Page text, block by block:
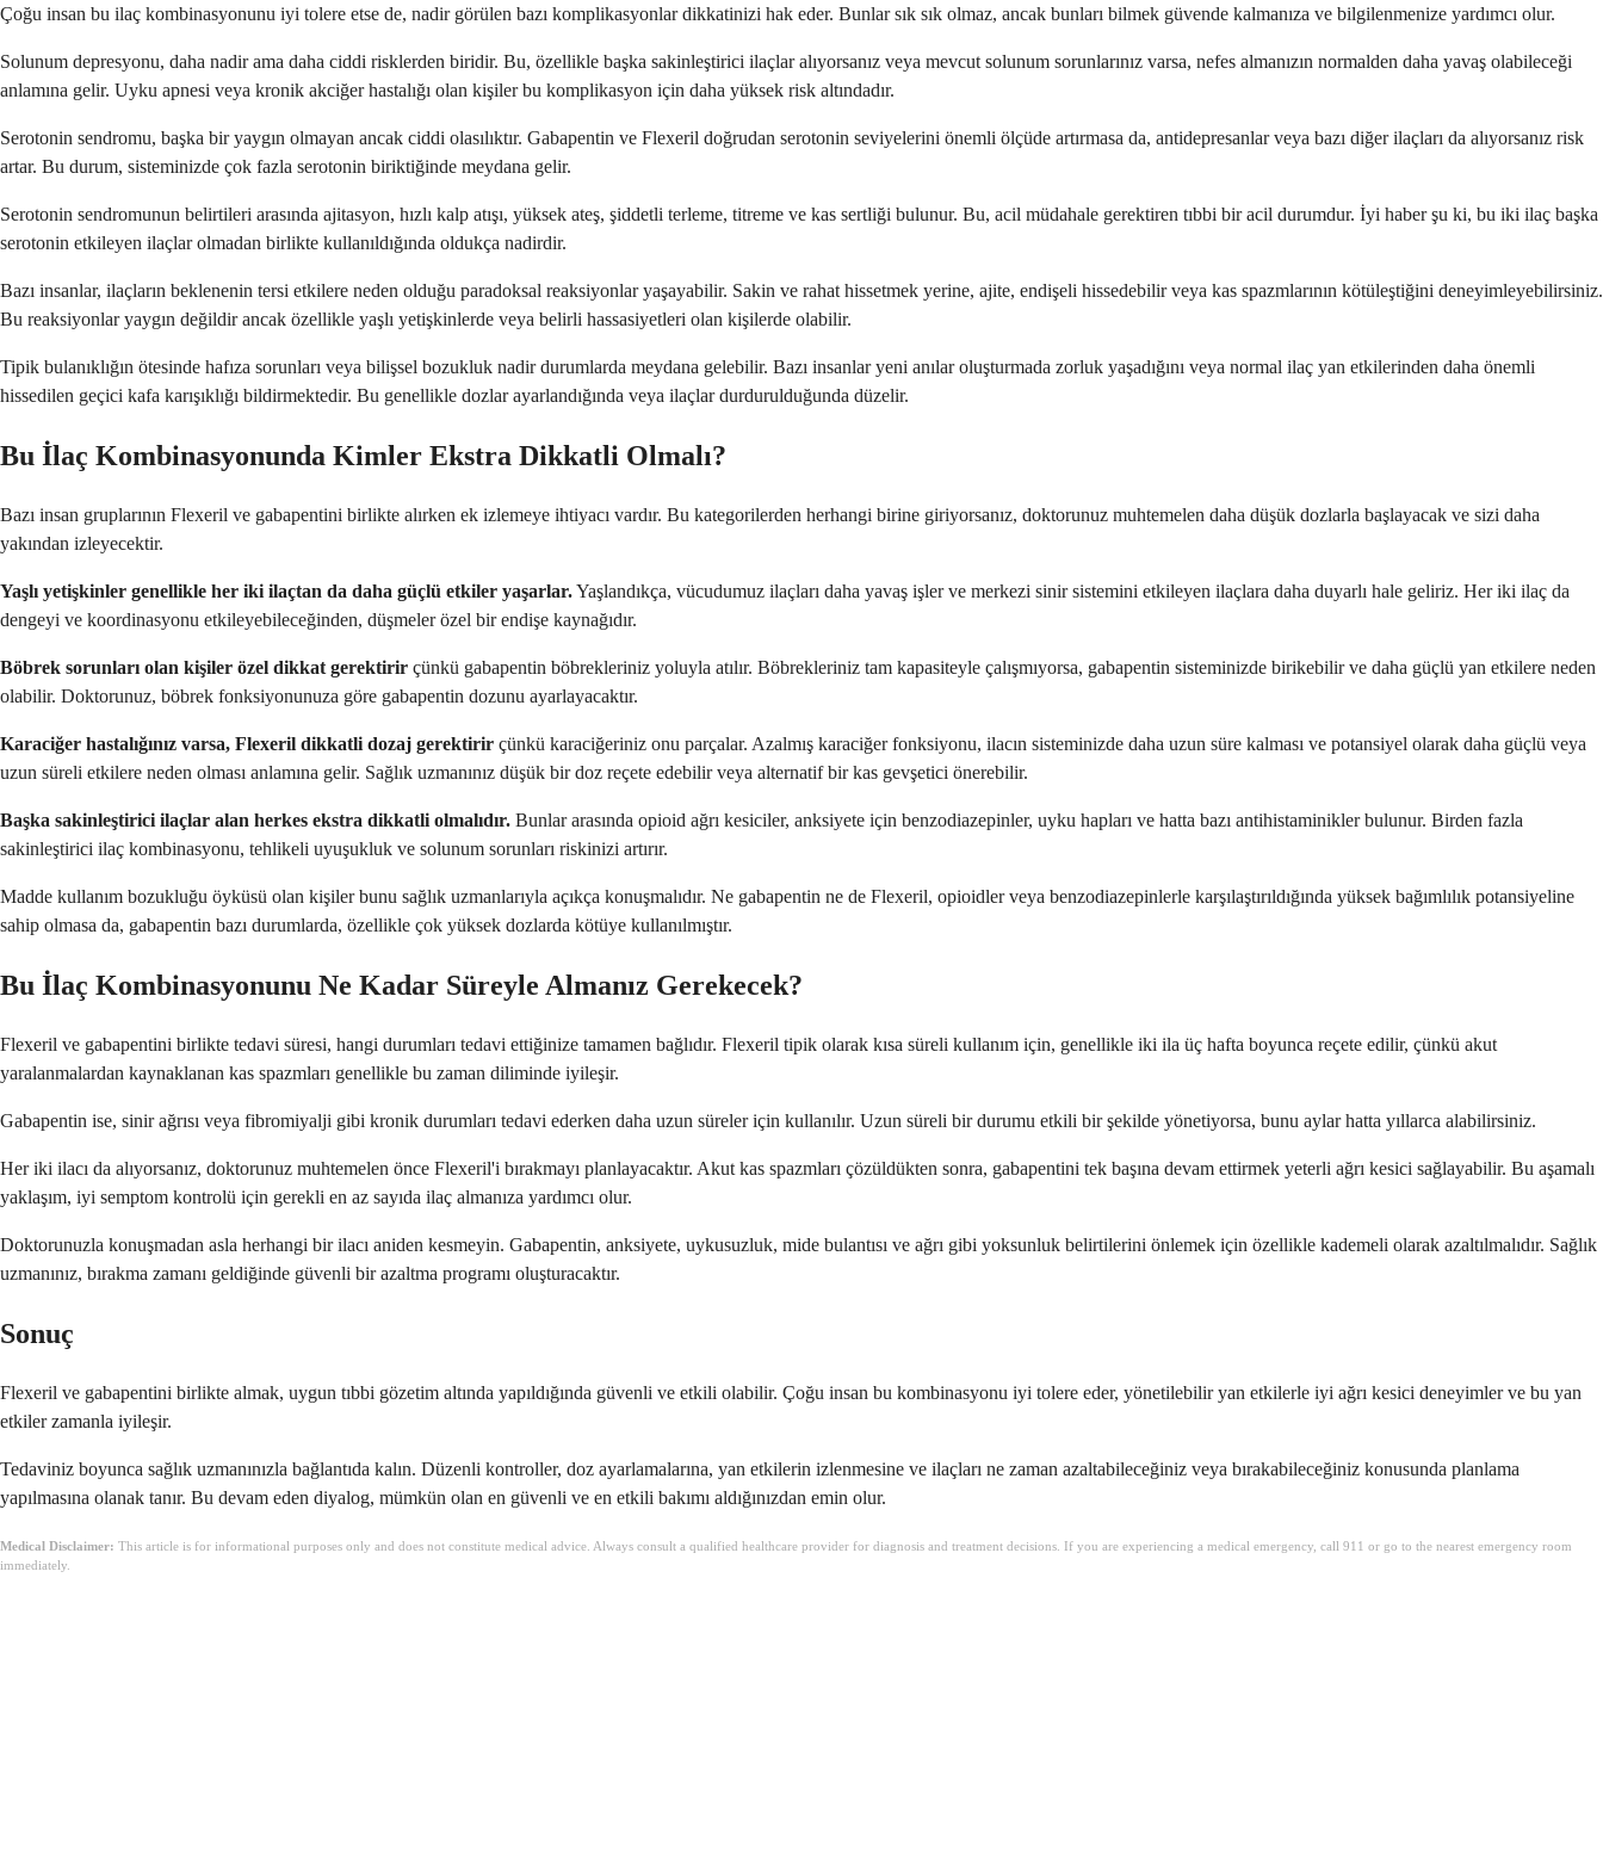
Çoğu insan bu ilaç kombinasyonunu iyi tolere etse de, nadir görülen bazı komplikasyonlar dikkatinizi hak eder. Bunlar sık sık olmaz, ancak bunları bilmek güvende kalmanıza ve bilgilenmenize yardımcı olur.
Solunum depresyonu, daha nadir ama daha ciddi risklerden biridir. Bu, özellikle başka sakinleştirici ilaçlar alıyorsanız veya mevcut solunum sorunlarınız varsa, nefes almanızın normalden daha yavaş olabileceği
anlamına gelir. Uyku apnesi veya kronik akciğer hastalığı olan kişiler bu komplikasyon için daha yüksek risk altındadır.
Serotonin sendromu, başka bir yaygın olmayan ancak ciddi olasılıktır. Gabapentin ve Flexeril doğrudan serotonin seviyelerini önemli ölçüde artırmasa da, antidepresanlar veya bazı diğer ilaçları da alıyorsanız risk
artar. Bu durum, sisteminizde çok fazla serotonin biriktiğinde meydana gelir.
Serotonin sendromunun belirtileri arasında ajitasyon, hızlı kalp atışı, yüksek ateş, şiddetli terleme, titreme ve kas sertliği bulunur. Bu, acil müdahale gerektiren tıbbi bir acil durumdur. İyi haber şu ki, bu iki ilaç başka
serotonin etkileyen ilaçlar olmadan birlikte kullanıldığında oldukça nadirdir.
Bazı insanlar, ilaçların beklenenin tersi etkilere neden olduğu paradoksal reaksiyonlar yaşayabilir. Sakin ve rahat hissetmek yerine, ajite, endişeli hissedebilir veya kas spazmlarının kötüleştiğini deneyimleyebilirsiniz.
Bu reaksiyonlar yaygın değildir ancak özellikle yaşlı yetişkinlerde veya belirli hassasiyetleri olan kişilerde olabilir.
Tipik bulanıklığın ötesinde hafıza sorunları veya bilişsel bozukluk nadir durumlarda meydana gelebilir. Bazı insanlar yeni anılar oluşturmada zorluk yaşadığını veya normal ilaç yan etkilerinden daha önemli
hissedilen geçici kafa karışıklığı bildirmektedir. Bu genellikle dozlar ayarlandığında veya ilaçlar durdurulduğunda düzelir.
Bu İlaç Kombinasyonunda Kimler Ekstra Dikkatli Olmalı?
Bazı insan gruplarının Flexeril ve gabapentini birlikte alırken ek izlemeye ihtiyacı vardır. Bu kategorilerden herhangi birine giriyorsanız, doktorunuz muhtemelen daha düşük dozlarla başlayacak ve sizi daha
yakından izleyecektir.
Yaşlı yetişkinler genellikle her iki ilaçtan da daha güçlü etkiler yaşarlar.Yaşlandıkça, vücudumuz ilaçları daha yavaş işler ve merkezi sinir sistemini etkileyen ilaçlara daha duyarlı hale geliriz. Her iki ilaç da
dengeyi ve koordinasyonu etkileyebileceğinden, düşmeler özel bir endişe kaynağıdır.
Böbrek sorunları olan kişiler özel dikkat gerektirir çünkü gabapentin böbrekleriniz yoluyla atılır. Böbrekleriniz tam kapasiteyle çalışmıyorsa, gabapentin sisteminizde birikebilir ve daha güçlü yan etkilere neden
olabilir. Doktorunuz, böbrek fonksiyonunuza göre gabapentin dozunu ayarlayacaktır.
Karaciğer hastalığınız varsa, Flexeril dikkatli dozaj gerektirir çünkü karaciğeriniz onu parçalar. Azalmış karaciğer fonksiyonu, ilacın sisteminizde daha uzun süre kalması ve potansiyel olarak daha güçlü veya
uzun süreli etkilere neden olması anlamına gelir. Sağlık uzmanınız düşük bir doz reçete edebilir veya alternatif bir kas gevşetici önerebilir.
Başka sakinleştirici ilaçlar alan herkes ekstra dikkatli olmalıdır. Bunlar arasında opioid ağrı kesiciler, anksiyete için benzodiazepinler, uyku hapları ve hatta bazı antihistaminikler bulunur. Birden fazla
sakinleştirici ilaç kombinasyonu, tehlikeli uyuşukluk ve solunum sorunları riskinizi artırır.
Madde kullanım bozukluğu öyküsü olan kişiler bunu sağlık uzmanlarıyla açıkça konuşmalıdır. Ne gabapentin ne de Flexeril, opioidler veya benzodiazepinlerle karşılaştırıldığında yüksek bağımlılık potansiyeline
sahip olmasa da, gabapentin bazı durumlarda, özellikle çok yüksek dozlarda kötüye kullanılmıştır.
Bu İlaç Kombinasyonunu Ne Kadar Süreyle Almanız Gerekecek?
Flexeril ve gabapentini birlikte tedavi süresi, hangi durumları tedavi ettiğinize tamamen bağlıdır. Flexeril tipik olarak kısa süreli kullanım için, genellikle iki ila üç hafta boyunca reçete edilir, çünkü akut
yaralanmalardan kaynaklanan kas spazmları genellikle bu zaman diliminde iyileşir.
Gabapentin ise, sinir ağrısı veya fibromiyalji gibi kronik durumları tedavi ederken daha uzun süreler için kullanılır. Uzun süreli bir durumu etkili bir şekilde yönetiyorsa, bunu aylar hatta yıllarca alabilirsiniz.
Her iki ilacı da alıyorsanız, doktorunuz muhtemelen önce Flexeril'i bırakmayı planlayacaktır. Akut kas spazmları çözüldükten sonra, gabapentini tek başına devam ettirmek yeterli ağrı kesici sağlayabilir. Bu aşamalı
yaklaşım, iyi semptom kontrolü için gerekli en az sayıda ilaç almanıza yardımcı olur.
Doktorunuzla konuşmadan asla herhangi bir ilacı aniden kesmeyin. Gabapentin, anksiyete, uykusuzluk, mide bulantısı ve ağrı gibi yoksunluk belirtilerini önlemek için özellikle kademeli olarak azaltılmalıdır. Sağlık
uzmanınız, bırakma zamanı geldiğinde güvenli bir azaltma programı oluşturacaktır.
Sonuç
Flexeril ve gabapentini birlikte almak, uygun tıbbi gözetim altında yapıldığında güvenli ve etkili olabilir. Çoğu insan bu kombinasyonu iyi tolere eder, yönetilebilir yan etkilerle iyi ağrı kesici deneyimler ve bu yan
etkiler zamanla iyileşir.
Tedaviniz boyunca sağlık uzmanınızla bağlantıda kalın. Düzenli kontroller, doz ayarlamalarına, yan etkilerin izlenmesine ve ilaçları ne zaman azaltabileceğiniz veya bırakabileceğiniz konusunda planlama
yapılmasına olanak tanır. Bu devam eden diyalog, mümkün olan en güvenli ve en etkili bakımı aldığınızdan emin olur.
Medical Disclaimer: This article is for informational purposes only and does not constitute medical advice. Always consult a qualified healthcare provider for diagnosis and treatment decisions. If you are experiencing a medical emergency, call 911 or go to the nearest emergency room
immediately.